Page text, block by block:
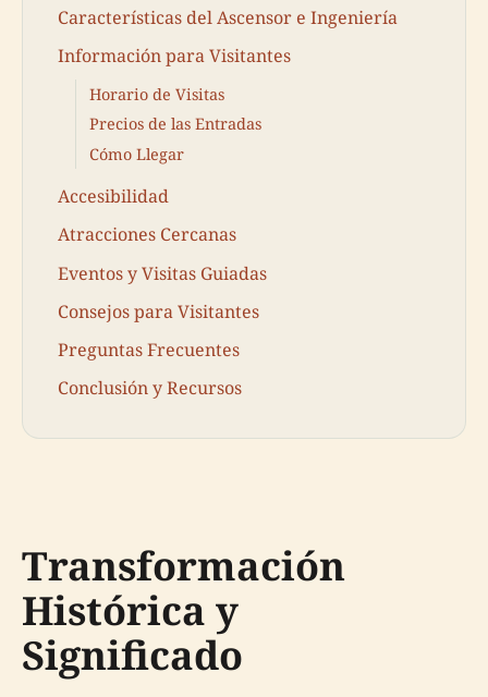
Características del Ascensor e Ingeniería
Información para Visitantes
Horario de Visitas
Precios de las Entradas
Cómo Llegar
Accesibilidad
Atracciones Cercanas
Eventos y Visitas Guiadas
Consejos para Visitantes
Preguntas Frecuentes
Conclusión y Recursos
Transformación
Histórica y
Significado